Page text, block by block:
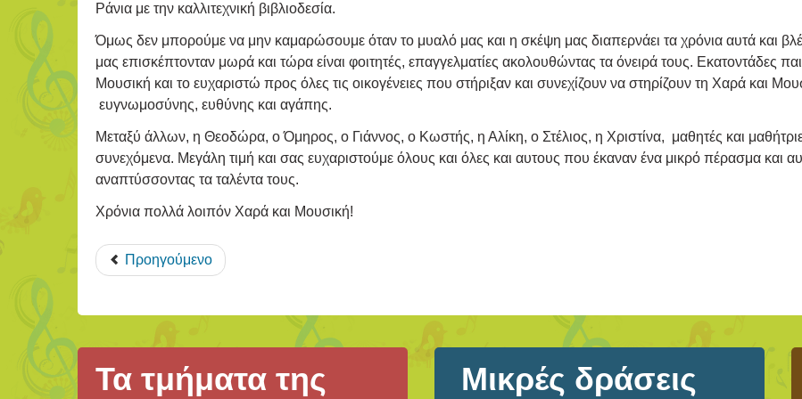
Ράνια με την καλλιτεχνική βιβλιοδεσία.
Όμως δεν μπορούμε να μην καμαρώσουμε όταν το μυαλό μας και η σκέψη μας διαπερνάει τα χρόνια αυτά και
μας επισκέπτονταν μωρά και τώρα είναι φοιτητές, επαγγελματίες ακολουθώντας τα όνειρά τους. Εκατοντάδες
Μουσική και το ευχαριστώ προς όλες τις οικογένειες που στήριξαν και συνεχίζουν να στηρίζουν τη Χαρά και
ευγνωμοσύνης, ευθύνης και αγάπης.
Μεταξύ άλλων, η Θεοδώρα, ο Όμηρος, ο Γιάννος, ο Κωστής, η Αλίκη, ο Στέλιος, η Χριστίνα, μαθητές και
συνεχόμενα. Μεγάλη τιμή και σας ευχαριστούμε όλους και όλες και αυτους που έκαναν ένα μικρό πέρασμα και
αναπτύσσοντας τα ταλέντα τους.
Χρόνια πολλά λοιπόν Χαρά και Μουσική!
Προηγούμενο
Τα τμήματα της
Μικρές δράσεις